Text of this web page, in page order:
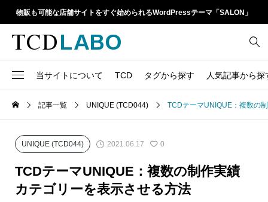
物販も可能な店舗サイトをすぐ始められるWordPressテーマ「SALON」
当サイトについて TCD タグから探す 人気記事から探
1カラム
Google Map
h1 14
retinaディスプレイ
SNSアイコン
TCD LABOとは
TCDテーマ一覧
ファイルの編集方法
WordPressテーマ比較
人気ランキング
アップデート情報
よくあるご質問
記事一覧 UNIQUE (TCD044) TCDテーマUNIQUE：複数の
UNIQUE (TCD044) 2021.06.17 0
TCDテーマUNIQUE：複数の制作実績
カテゴリーを表示させる方法